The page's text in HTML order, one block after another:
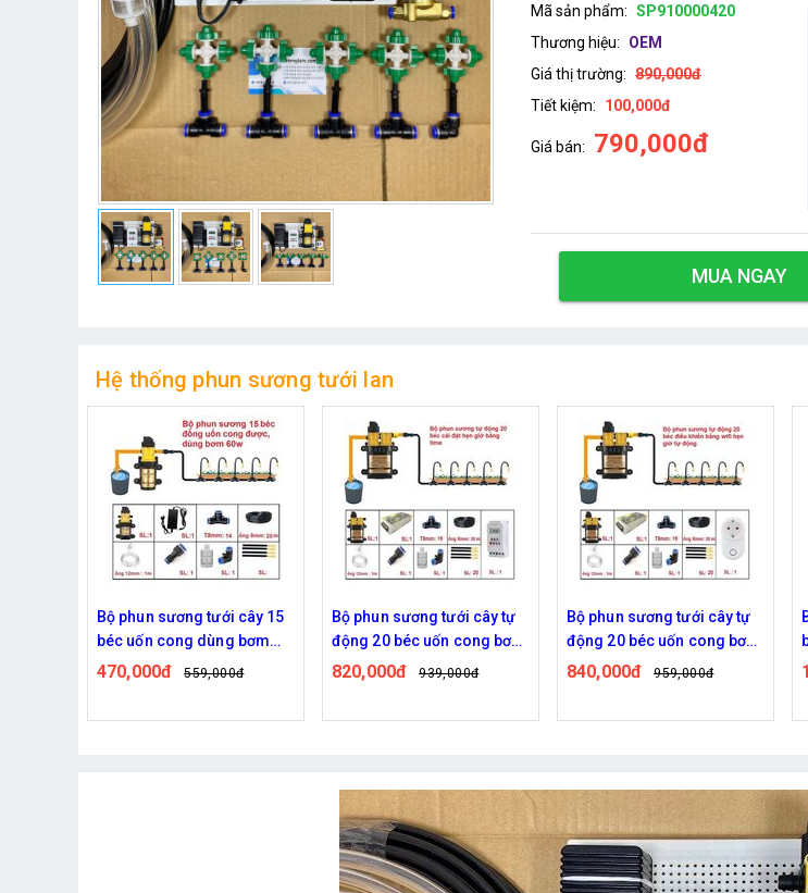
Mã sản phẩm: SP910000420
Thương hiệu:
OEM
Giá thị trường: 890,000đ
Tiết kiệm:
100,000đ
Giá bán: 790,000đ
MUA NGAY
Hệ thống phun sương tưới lan
Bộ phun sương tưới cây 15
béc uốn cong dùng bơm
60w
470,000đ 559,000đ
Bộ phun sương tưới cây tự
động 20 béc uốn cong bơm
đôi 96w time
820,000đ 939,000đ
Bộ phun sương tưới cây tự
động 20 béc uốn cong bơm
đôi 96w điều khiển bằng
840,000đ 959,000đ